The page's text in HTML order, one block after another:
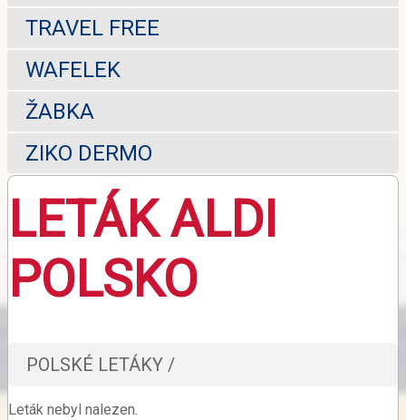
TRAVEL FREE
WAFELEK
ŽABKA
ZIKO DERMO
LETÁK ALDI
POLSKO
POLSKÉ LETÁKY /
Leták nebyl nalezen.